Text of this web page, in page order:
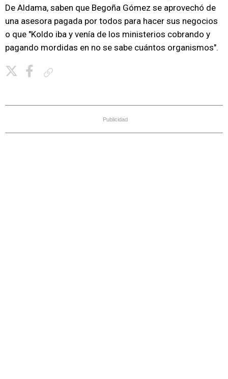
De Aldama, saben que Begoña Gómez se aprovechó de
una asesora pagada por todos para hacer sus negocios
o que "Koldo iba y venía de los ministerios cobrando y
pagando mordidas en no se sabe cuántos organismos".
Publicidad